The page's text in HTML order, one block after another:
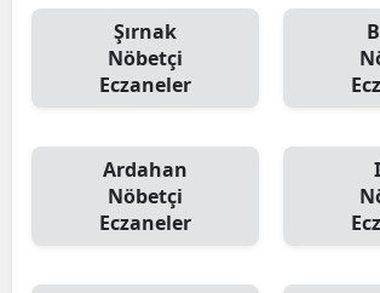
Şırnak
Nöbetçi
Eczaneler
Ardahan
Nöbetçi
Eczaneler